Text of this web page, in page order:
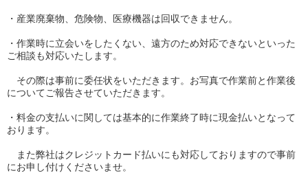
・産業廃棄物、危険物、医療機器は回収できません。
・作業時に立会いをしたくない、遠方のため対応できないといった
ご相談も対応いたします。
その際は事前に委任状をいただきます。お写真で作業前と作業後
についてご報告させていただきます。
・料金の支払いに関しては基本的に作業終了時に現金払いとなって
おります。
また弊社はクレジットカード払いにも対応しておりますので事前
にお申し付けくださいませ。